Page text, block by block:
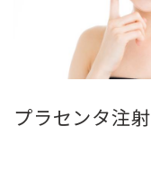
プラセンタ注射